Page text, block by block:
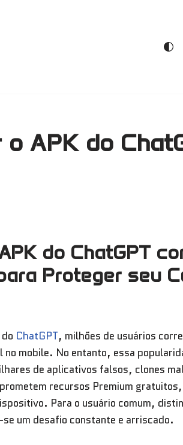
APK do
do ChatGPT
Proteger seu
ChatGPT, milhões de usuários
no mobile. No entanto, essa
de aplicativos falsos, clones
recursos Premium
Para o usuário comum,
um desafio constante e arriscado.